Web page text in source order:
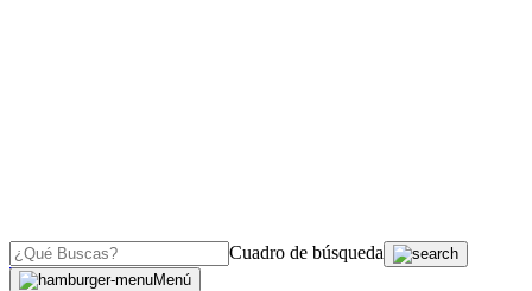
Cuadro de búsqueda
Menú
OJO